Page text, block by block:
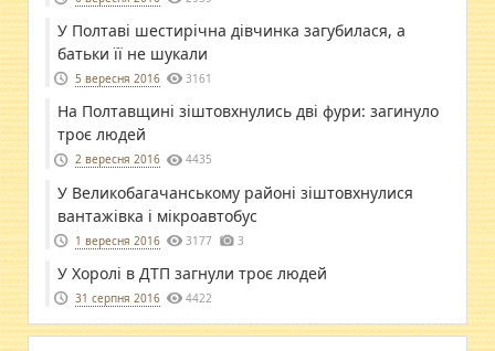
У Полтаві шестирічна дівчинка загубилася, а
батьки її не шукали
5 вересня 2016 3161
На Полтавщині зіштовхнулись дві фури: загинуло
троє людей
2 вересня 2016 4435
У Великобагачанському районі зіштовхнулися
вантажівка і мікроавтобус
1 вересня 2016 3177 3
У Хоролі в ДТП загнули троє людей
31 серпня 2016 4422